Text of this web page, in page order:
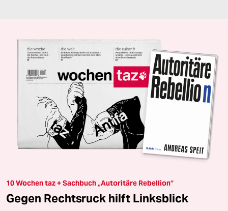
10 Wochen taz + Sachbuch „Autoritäre Rebellion“
Gegen Rechtsruck hilft Linksblick